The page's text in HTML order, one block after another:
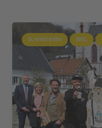
BLANKENHEIM EIFEL